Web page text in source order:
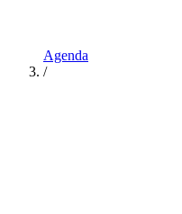
Agenda
/